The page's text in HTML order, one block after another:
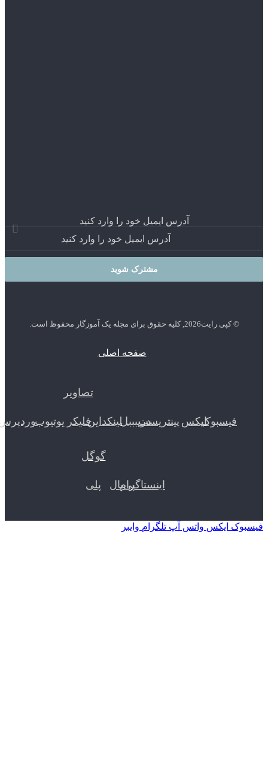
آدرس ایمیل خود را وارد کنید
کلیه حقوق برای مجله یک آموزگار محفوظ است.
صفحه اصلی
ایکسپینتریستدریبببللینکداینفلیکر یوتیوب وردپرس
اینستاگرامپی‌پال پلی
ایکس واتس آپ تلگرام وایبر